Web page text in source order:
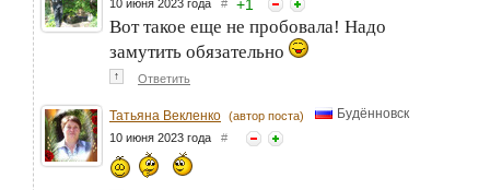
10 июня 2023 года # +1
Вот такое еще не пробовала! Надо
замутить обязательно
↑ Ответить
Татьяна Векленко (автор поста) Будённовск
10 июня 2023 года #